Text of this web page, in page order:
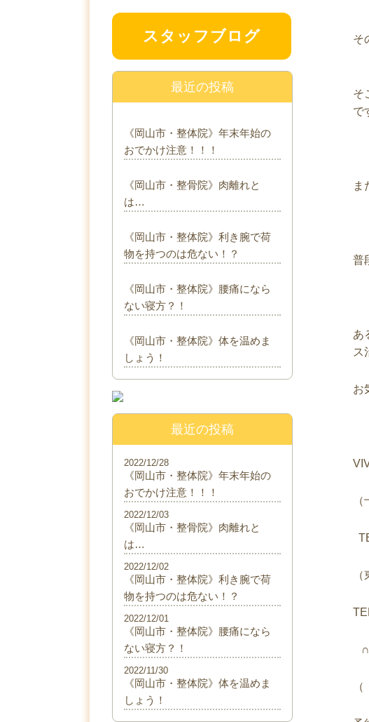
そ
そ
で
ま
普
あ
ス
お
∩
（
スタッフブログ
最近の投稿
《岡山市・整体院》年末年始の
おでかけ注意！！！
《岡山市・整骨院》肉離れと
は…
《岡山市・整体院》利き腕で荷
物を持つのは危ない！？
《岡山市・整体院》腰痛になら
ない寝方？！
《岡山市・整体院》体を温めま
しょう！
最近の投稿
《岡山市・整体院》年末年始の
おでかけ注意！！！
2022/12/28
《岡山市・整骨院》肉離れと
は…
2022/12/03
《岡山市・整体院》利き腕で荷
物を持つのは危ない！？
2022/12/02
《岡山市・整体院》腰痛になら
ない寝方？！
2022/12/01
《岡山市・整体院》体を温めま
しょう！
2022/11/30